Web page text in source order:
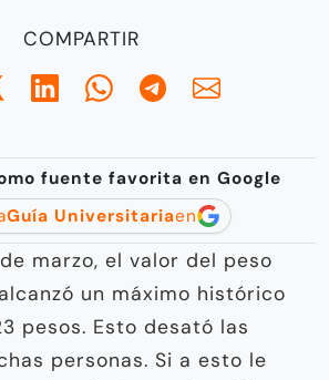
COMPARTIR
fuente favorita en Google
Guía Universitariaen
marzo, el valor del peso
un máximo histórico
pesos. Esto desató las
personas. Si a esto le